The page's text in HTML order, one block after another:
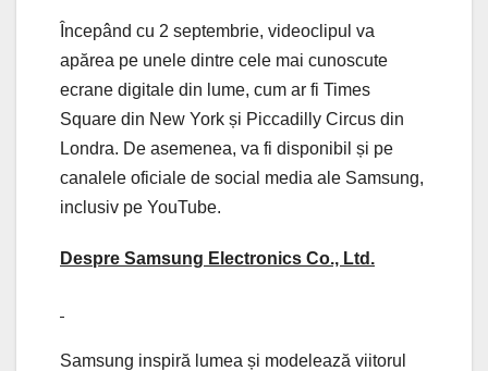
Începând cu 2 septembrie, videoclipul va
apărea pe unele dintre cele mai cunoscute
ecrane digitale din lume, cum ar fi Times
Square din New York și Piccadilly Circus din
Londra. De asemenea, va fi disponibil și pe
canalele oficiale de social media ale Samsung,
inclusiv pe YouTube.
Despre Samsung Electronics Co., Ltd.
Samsung inspiră lumea și modelează viitorul